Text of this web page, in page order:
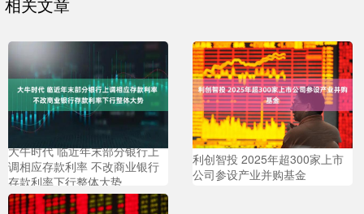
相关文章
大牛时代 临近年末部分银行上
调相应存款利率 不改商业银行
存款利率下行整体大势
利创智投 2025年超300家上市
公司参设产业并购基金